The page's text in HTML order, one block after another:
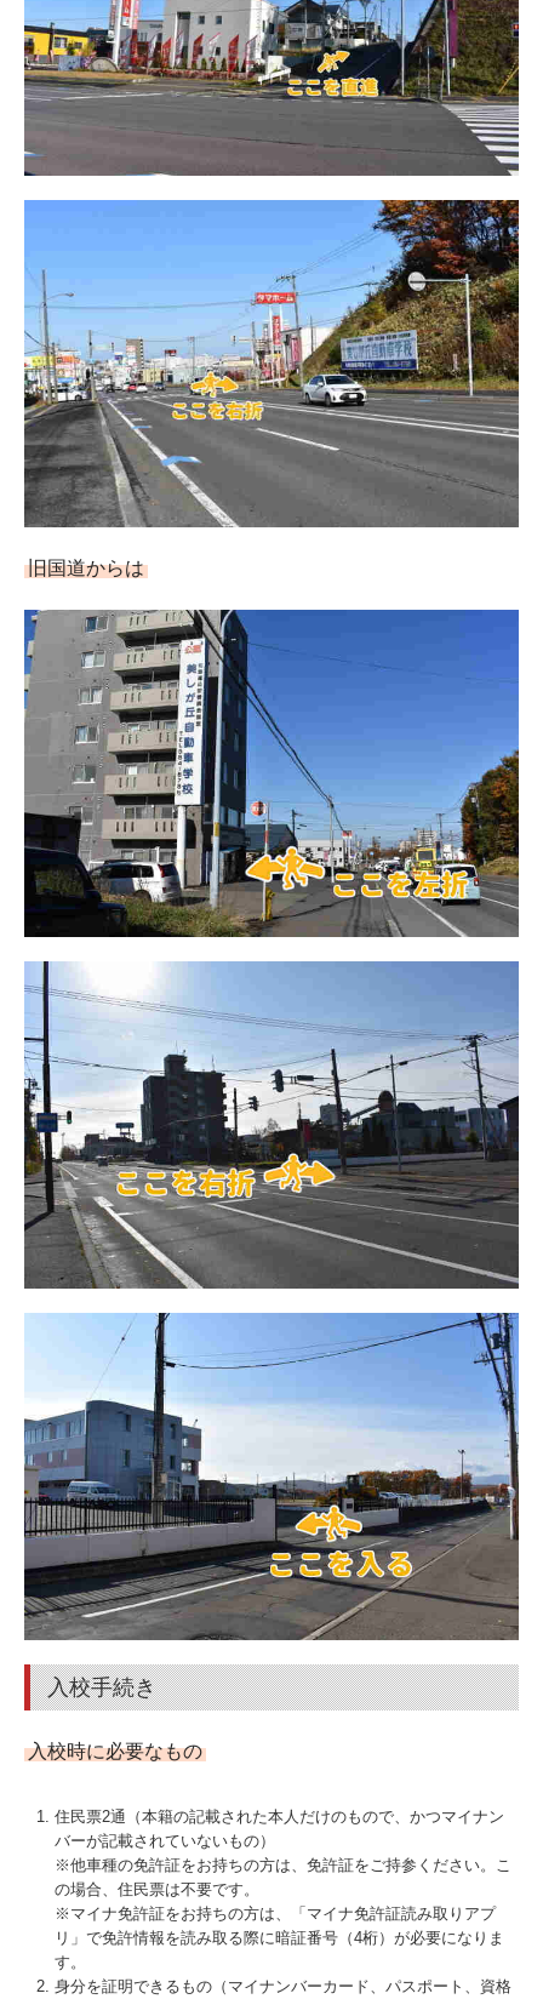
旧国道からは
入校手続き
入校時に必要なもの
住民票2通（本籍の記載された本人だけのもので、かつマイナン
バーが記載されていないもの）
※他車種の免許証をお持ちの方は、免許証をご持参ください。こ
の場合、住民票は不要です。
※マイナ免許証をお持ちの方は、「マイナ免許証読み取りアプ
リ」で免許情報を読み取る際に暗証番号（4桁）が必要になりま
す。
身分を証明できるもの（マイナンバーカード、パスポート、資格